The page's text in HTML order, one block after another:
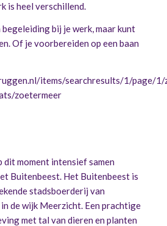
is heel verschillend.
begeleiding bij je werk, maar kunt
Of je voorbereiden op een baan
items/searchresults/1/page/
zoetermeer
dit moment intensief samen
Buitenbeest. Het Buitenbeest is
stadsboerderij van
de wijk Meerzicht. Een prachtige
met tal van dieren en planten